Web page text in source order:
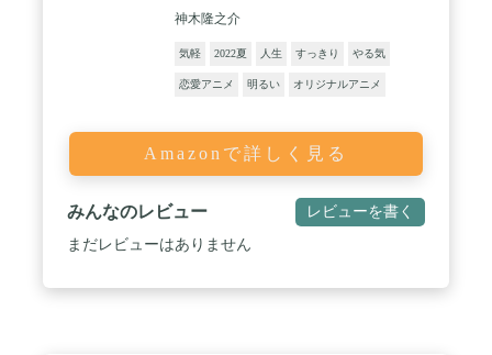
神木隆之介
気軽 2022夏 人生 すっきり やる気
恋愛アニメ 明るい オリジナルアニメ
Amazonで詳しく見る
みんなのレビュー レビューを書く
まだレビューはありません